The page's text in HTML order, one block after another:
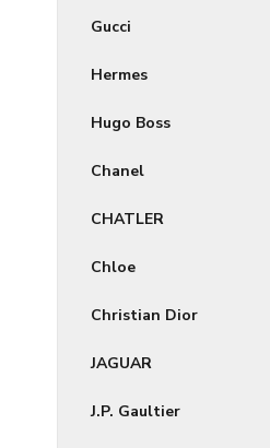
Gucci
Hermes
Hugo Boss
Chanel
CHATLER
Chloe
Christian Dior
JAGUAR
J.P. Gaultier